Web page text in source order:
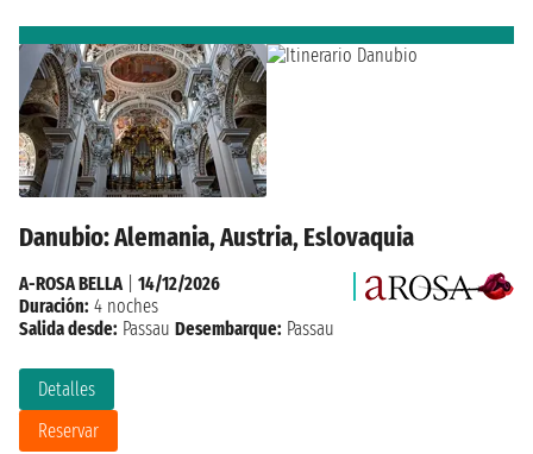
Danubio: Alemania, Austria, Eslovaquia
Detalles
Reservar
A-ROSA BELLA| 14/12/2026
Duración: 4 noches
Salida desde: Passau Desembarque: Passau